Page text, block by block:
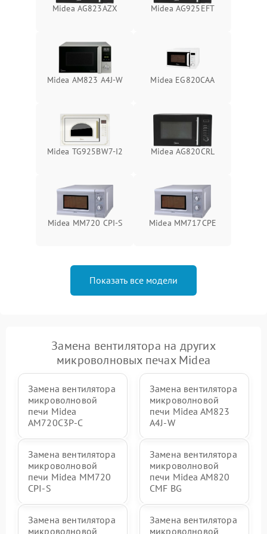
Midea AG823AZX Midea AG925EFT
Midea AM823 A4J-W Midea EG820CAA
Midea TG925BW7-I2 Midea AG820CRL
Midea MM720 CPI-S Midea MM717CPE
Показать все модели
Замена вентилятора на других
микроволновых печах Midea
Замена вентилятора
микроволновой
печи Midea
AM720C3P-C
Замена вентилятора
микроволновой
печи Midea AM823
A4J-W
Замена вентилятора
микроволновой
печи Midea MM720
CPI-S
Замена вентилятора
микроволновой
печи Midea AM820
CMF BG
Замена вентилятора
микроволновой
Замена вентилятора
микроволновой